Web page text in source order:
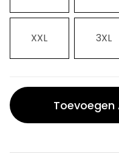
XXL 3XL
Toevoegen